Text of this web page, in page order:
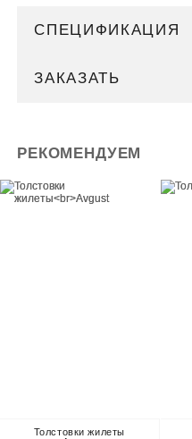
СПЕЦИФИКАЦИЯ
ЗАКАЗАТЬ
РЕКОМЕНДУЕМ
Толстовки жилеты